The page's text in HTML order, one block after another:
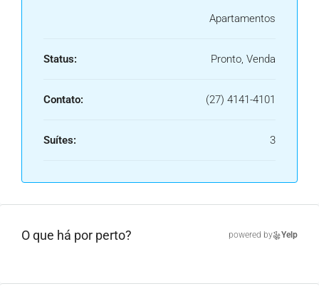
Apartamentos
Status: Pronto, Venda
Contato: (27) 4141-4101
Suítes: 3
O que há por perto? powered by Yelp